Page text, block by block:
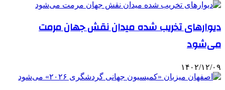
دیوارهای تخریب شده میدان نقش جهان مرمت
می‌شود
۱۴۰۲/۱۲/۰۹